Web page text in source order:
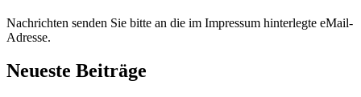
Nachrichten senden Sie bitte an die im Impressum hinterlegte eMail-
Adresse.
Neueste Beiträge